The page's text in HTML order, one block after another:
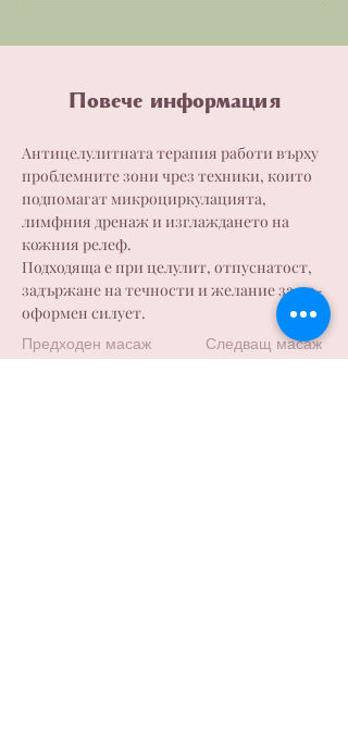
Повече информация
Антицелулитната терапия работи върху
проблемните зони чрез техники, които
подпомагат микроциркулацията,
лимфния дренаж и изглаждането на
кожния релеф.
Подходяща е при целулит, отпуснатост,
задържане на течности и желание за по-
оформен силует.
Предходен масаж Следващ масаж